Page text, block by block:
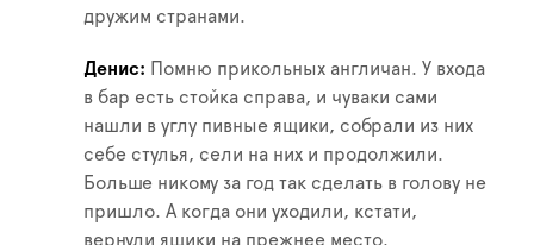
дружим странами.
Денис
Помню прикольных англичан. У входа
в бар есть стойка справа, и чуваки сами
нашли в углу пивные ящики, собрали из них
себе стулья, сели на них и продолжили.
Больше никому за год так сделать в голову не
пришло. А когда они уходили, кстати,
вернули ящики на прежнее место.